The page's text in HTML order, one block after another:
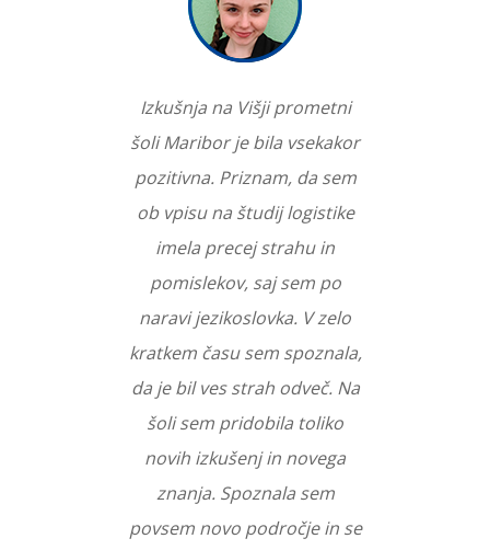
Izkušnja na Višji prometni
šoli Maribor je bila vsekakor
pozitivna. Priznam, da sem
ob vpisu na študij logistike
imela precej strahu in
pomislekov, saj sem po
naravi jezikoslovka. V zelo
kratkem času sem spoznala,
da je bil ves strah odveč. Na
šoli sem pridobila toliko
novih izkušenj in novega
znanja. Spoznala sem
povsem novo področje in se